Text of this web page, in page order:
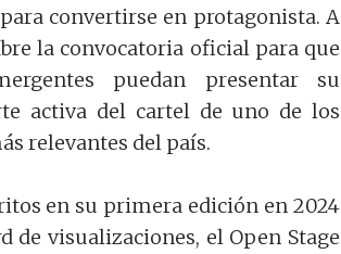
convertirse en protagonista. A
la convocatoria oficial para que
puedan presentar su
activa del cartel de uno de los
relevantes del país.
en su primera edición en 2024
visualizaciones, el Open Stage